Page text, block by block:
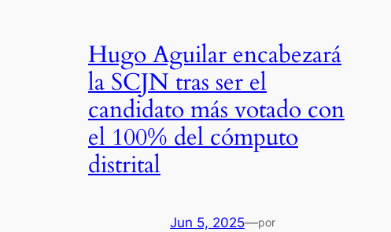
Hugo Aguilar encabezará
la SCJN tras ser el
candidato más votado con
el 100% del cómputo
distrital
Jun 5, 2025—por